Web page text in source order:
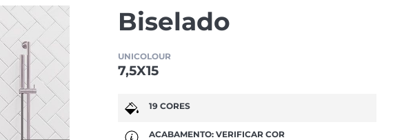
Biselado
UNICOLOUR
7,5X15
19 CORES
ACABAMENTO: VERIFICAR COR